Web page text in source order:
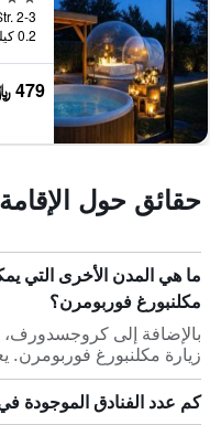
0.2 كيلومتر عن وسط المدينة
479 ﷼
حقائق حول
ما هي المدن الأخرى التي
مكلنبورغ فوربومرن؟
بالإضافة إلى كروجسدورف،
زيارة مكلنبورغ فوربومرن.
كم عدد الفنادق